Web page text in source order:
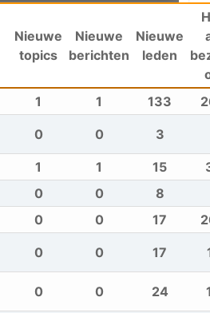
Nieuwe
topics
Nieuwe
berichten
Nieuwe
leden
1 1 133
0 0 3
1 1 15
0 0
8
0 0 17
0 0 17
0 0 24